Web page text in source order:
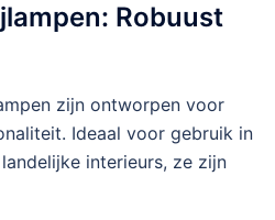
Robuust
zijn ontworpen voor
Ideaal voor gebruik in
interieurs, ze zijn